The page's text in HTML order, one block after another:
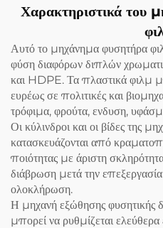
Χαρακτηριστικά του
Αυτό το μηχάνημα φυσητήρα
φύση διαφόρων διπλών
και HDPE. Τα πλαστικά φιλμ
ευρέως σε πολιτικές και
τρόφιμα, φρούτα, ενδυση,
Οι κύλινδροι και οι βίδες της
κατασκευάζονται από
ποιότητας με άριστη
διάβρωση μετά την
ολοκλήρωση.
Η μηχανή εξώθησης φυσητικής
μπορεί να ρυθμίζεται